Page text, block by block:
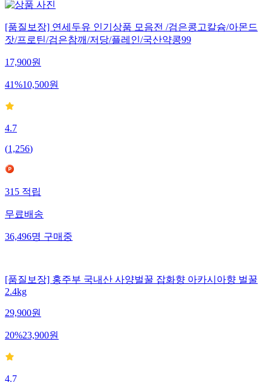
[품질보장] 연세두유 인기상품 모음전 /검은콩고칼슘/아몬드
잣/프로틴/검은참깨/저당/플레인/국산약콩99
17,900원
41%10,500원
4.7
(1,256)
315적립
무료배송
36,496명구매중
[품질보장] 홍주부 국내산 사양벌꿀 잡화향 아카시아향 벌꿀
2.4kg
29,900원
20%23,900원